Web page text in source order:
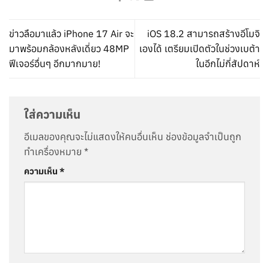
ข่าวลือมาแล้ว iPhone 17 Air จะ
มาพร้อมกล้องหลังเดี่ยว 48MP
ฟีเจอร์อื่นๆ อีกมากมาย!
iOS 18.2 สามารถสร้างอีโมจิ
เองได้ เตรียมเปิดตัวในช่วงเบต้า
ในอีกไม่กี่สัปดาห์
ใส่ความเห็น
อีเมลของคุณจะไม่แสดงให้คนอื่นเห็น ช่องข้อมูลจำเป็นถูก
ทำเครื่องหมาย *
ความเห็น *